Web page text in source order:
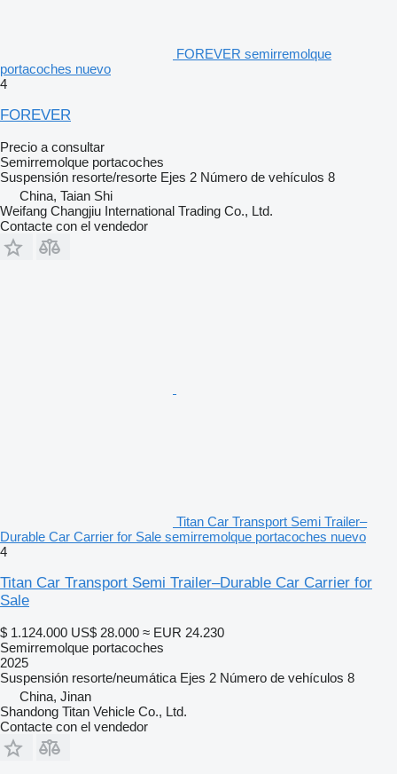
FOREVER semirremolque
portacoches nuevo
4
FOREVER
Precio a consultar
Semirremolque portacoches
Suspensión resorte/resorte Ejes 2 Número de vehículos 8
China, Taian Shi
Weifang Changjiu International Trading Co., Ltd.
Contacte con el vendedor
Titan Car Transport Semi Trailer–
Durable Car Carrier for Sale semirremolque portacoches nuevo
4
Titan Car Transport Semi Trailer–Durable Car Carrier for
Sale
$ 1.124.000 US$ 28.000 ≈ EUR 24.230
Semirremolque portacoches
2025
Suspensión resorte/neumática Ejes 2 Número de vehículos 8
China, Jinan
Shandong Titan Vehicle Co., Ltd.
Contacte con el vendedor